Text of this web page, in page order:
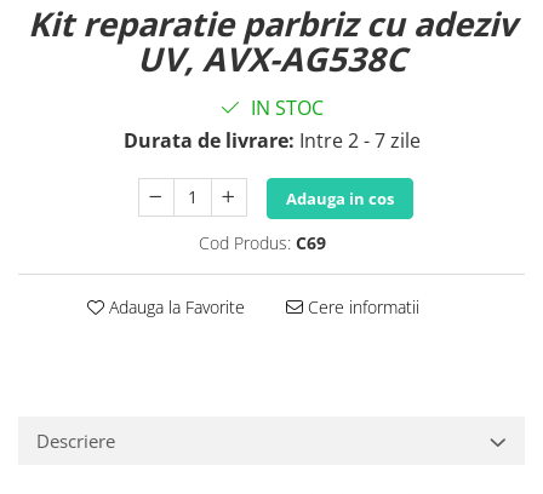
Kit reparatie parbriz cu adeziv
UV, AVX-AG538C
IN STOC
Durata de livrare: Intre 2 - 7 zile
Adauga in cos
Cod Produs: C69
Adauga la Favorite Cere informatii
Descriere